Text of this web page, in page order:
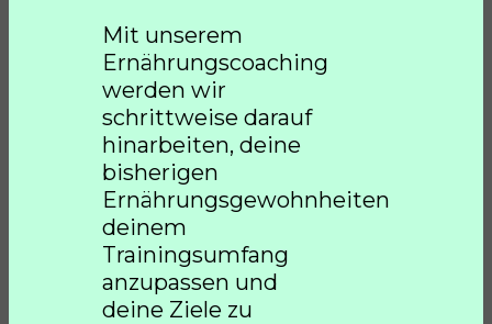
Mit unserem
Ernährungscoaching
werden wir
schrittweise darauf
hinarbeiten, deine
bisherigen
Ernährungsgewohnheiten
deinem
Trainingsumfang
anzupassen und
deine Ziele zu